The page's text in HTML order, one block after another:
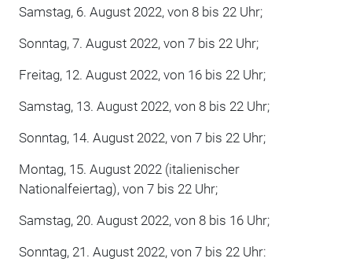
Samstag, 6. August 2022, von 8 bis 22 Uhr;
Sonntag, 7. August 2022, von 7 bis 22 Uhr;
Freitag, 12. August 2022, von 16 bis 22 Uhr;
Samstag, 13. August 2022, von 8 bis 22 Uhr;
Sonntag, 14. August 2022, von 7 bis 22 Uhr;
Montag, 15. August 2022 (italienischer
Nationalfeiertag), von 7 bis 22 Uhr;
Samstag, 20. August 2022, von 8 bis 16 Uhr;
Sonntag, 21. August 2022, von 7 bis 22 Uhr: